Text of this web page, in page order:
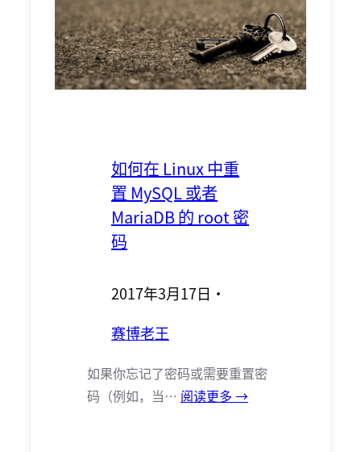
如何在 Linux 中重
置 MySQL 或者
MariaDB 的 root 密
码
2017年3月17日 ·
赛博老王
如果你忘记了密码或需要重置密
码（例如，当… 阅读更多 →